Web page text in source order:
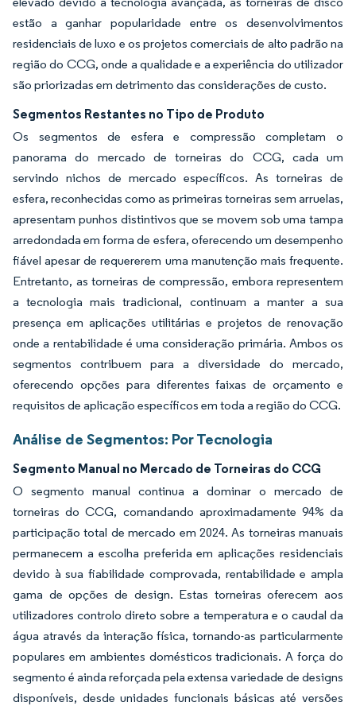
estão a ganhar popularidade entre os desenvolvimentos
residenciais de luxo e os projetos comerciais de alto padrão na
região do CCG, onde a qualidade e a experiência do utilizador
são priorizadas em detrimento das considerações de custo.
Segmentos Restantes no Tipo de Produto
Os segmentos de esfera e compressão completam o
panorama do mercado de torneiras do CCG, cada um
servindo nichos de mercado específicos. As torneiras de
esfera, reconhecidas como as primeiras torneiras sem arruelas,
apresentam punhos distintivos que se movem sob uma tampa
arredondada em forma de esfera, oferecendo um desempenho
fiável apesar de requererem uma manutenção mais frequente.
Entretanto, as torneiras de compressão, embora representem
a tecnologia mais tradicional, continuam a manter a sua
presença em aplicações utilitárias e projetos de renovação
onde a rentabilidade é uma consideração primária. Ambos os
segmentos contribuem para a diversidade do mercado,
oferecendo opções para diferentes faixas de orçamento e
requisitos de aplicação específicos em toda a região do CCG.
Análise de Segmentos: Por Tecnologia
Segmento Manual no Mercado de Torneiras do CCG
O segmento manual continua a dominar o mercado de
torneiras do CCG, comandando aproximadamente 94% da
participação total de mercado em 2024. As torneiras manuais
permanecem a escolha preferida em aplicações residenciais
devido à sua fiabilidade comprovada, rentabilidade e ampla
gama de opções de design. Estas torneiras oferecem aos
utilizadores controlo direto sobre a temperatura e o caudal da
água através da interação física, tornando-as particularmente
populares em ambientes domésticos tradicionais. A força do
segmento é ainda reforçada pela extensa variedade de designs
disponíveis, desde unidades funcionais básicas até versões